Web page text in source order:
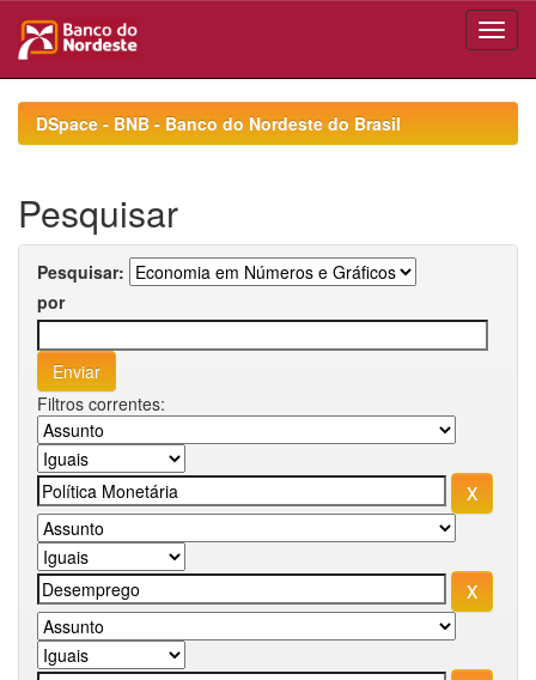
navigationDSpace - BNB - Banco do Nordeste do Brasil
Pesquisar
Pesquisar:
por
Filtros correntes: